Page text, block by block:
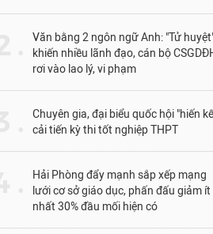
Văn bằng 2 ngôn ngữ Anh: "Tử
khiến nhiều lãnh đạo, cán bộ
rơi vào lao lý, vi phạm
Chuyên gia, đại biểu quốc hội "hiến
cải tiến kỳ thi tốt nghiệp THPT
Hải Phòng đẩy mạnh sắp xếp mạng
lưới cơ sở giáo dục, phấn đấu giảm ít
nhất 30% đầu mối hiện có